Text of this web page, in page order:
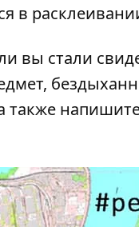
в
вы стали
также